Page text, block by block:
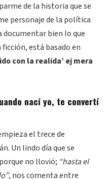
de la historia que se
personaje de la política
documentar bien lo que
ficción, está basado en
con la realida’ ej mera
nací yo, te convertí
el trece de
Un lindo día que se
no llovió; “hasta el
, nos comenta entre